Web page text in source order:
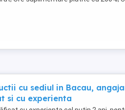
cu sediul in Bacau,
si cu experienta